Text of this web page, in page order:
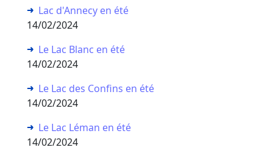
Lac d'Annecy en été
14/02/2024
Le Lac Blanc en été
14/02/2024
Le Lac des Confins en été
14/02/2024
Le Lac Léman en été
14/02/2024